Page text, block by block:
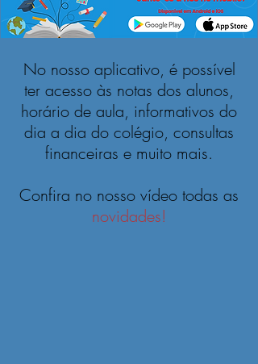
No nosso aplicativo, é possível
ter acesso às notas dos alunos,
horário de aula, informativos do
dia a dia do colégio, consultas
financeiras e muito mais.
Confira no nosso vídeo todas as
novidades!